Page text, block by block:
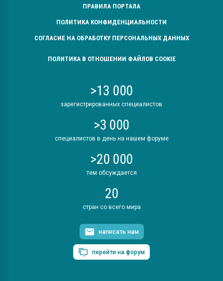
ПРАВИЛА ПОРТАЛА
ПОЛИТИКА КОНФИДЕНЦИАЛЬНОСТИ
СОГЛАСИЕ НА ОБРАБОТКУ ПЕРСОНАЛЬНЫХ ДАННЫХ
ПОЛИТИКА В ОТНОШЕНИИ ФАЙЛОВ COOKIE
>13 000
зарегистрированных специалистов
>3 000
специалистов в день на нашем форуме
>20 000
тем обсуждается
20
стран со всего мира
написать нам
перейти на форум